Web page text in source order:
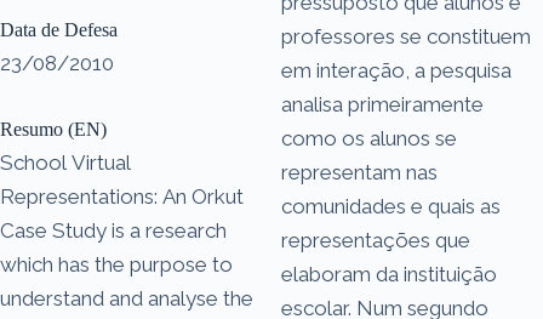
Data de Defesa
23/08/2010
Resumo (EN)
School Virtual
Representations: An Orkut
Case Study is a research
which has the purpose to
understand and analyse the
professores se constituem
em interação, a pesquisa
analisa primeiramente
como os alunos se
representam nas
comunidades e quais as
representações que
elaboram da instituição
escolar. Num segundo